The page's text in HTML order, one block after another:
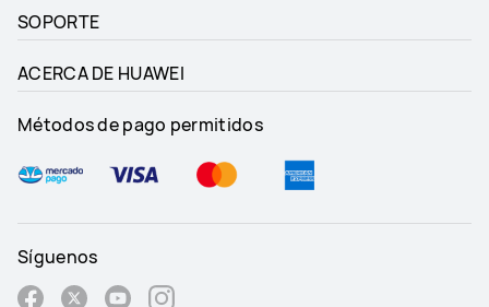
SOPORTE
ACERCA DE HUAWEI
Métodos de pago permitidos
Síguenos